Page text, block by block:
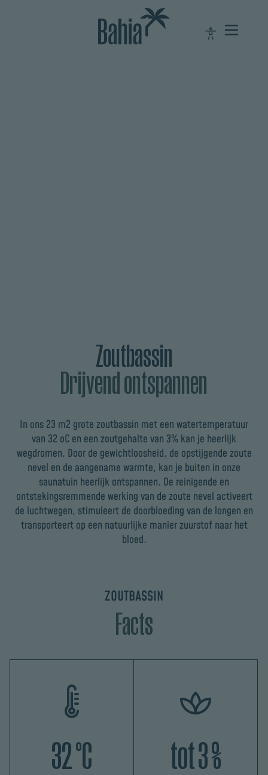
Zoutbassin
Drijvend ontspannen
In ons 23 m2 grote zoutbassin met een watertemperatuur
van 32 oC en een zoutgehalte van 3% kan je heerlijk
wegdromen. Door de gewichtloosheid, de opstijgende zoute
nevel en de aangename warmte, kan je buiten in onze
saunatuin heerlijk ontspannen. De reinigende en
ontstekingsremmende werking van de zoute nevel activeert
de luchtwegen, stimuleert de doorbloeding van de longen en
transporteert op een natuurlijke manier zuurstof naar het
bloed.
ZOUTBASSIN
Facts
32 °C tot 3 %